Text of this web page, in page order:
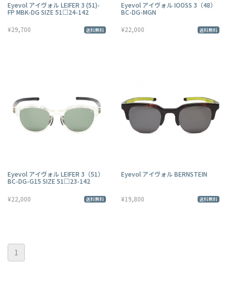
Eyevol アイヴォル LEIFER 3 (51)-
FP MBK-DG SIZE 51□24-142
¥29,700 送料無料
Eyevol アイヴォル IOOSS 3（48）
BC-DG-MGN
¥22,000 送料無料
Eyevol アイヴォル LEIFER 3（51）
BC-DG-G15 SIZE 51□23-142
¥22,000 送料無料
Eyevol アイヴォル BERNSTEIN
¥19,800 送料無料
1